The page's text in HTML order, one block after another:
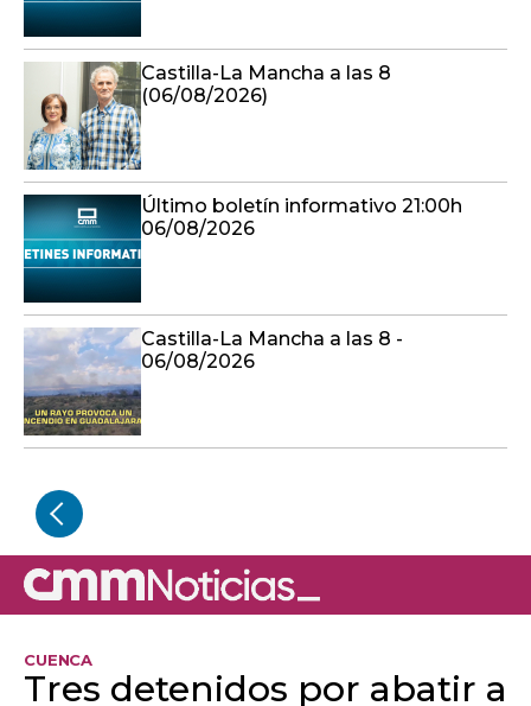
Castilla-La Mancha a las 8
(06/08/2026)
Último boletín informativo 21:00h
06/08/2026
Castilla-La Mancha a las 8 -
06/08/2026
CUENCA
Tres detenidos por abatir a